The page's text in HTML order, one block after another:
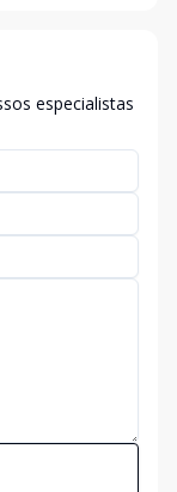
especialistas